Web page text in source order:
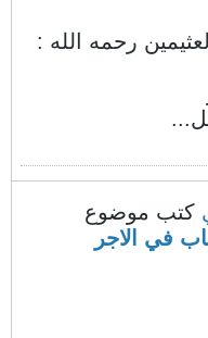
رحمه الله :
كتب موضوع
في الاجر